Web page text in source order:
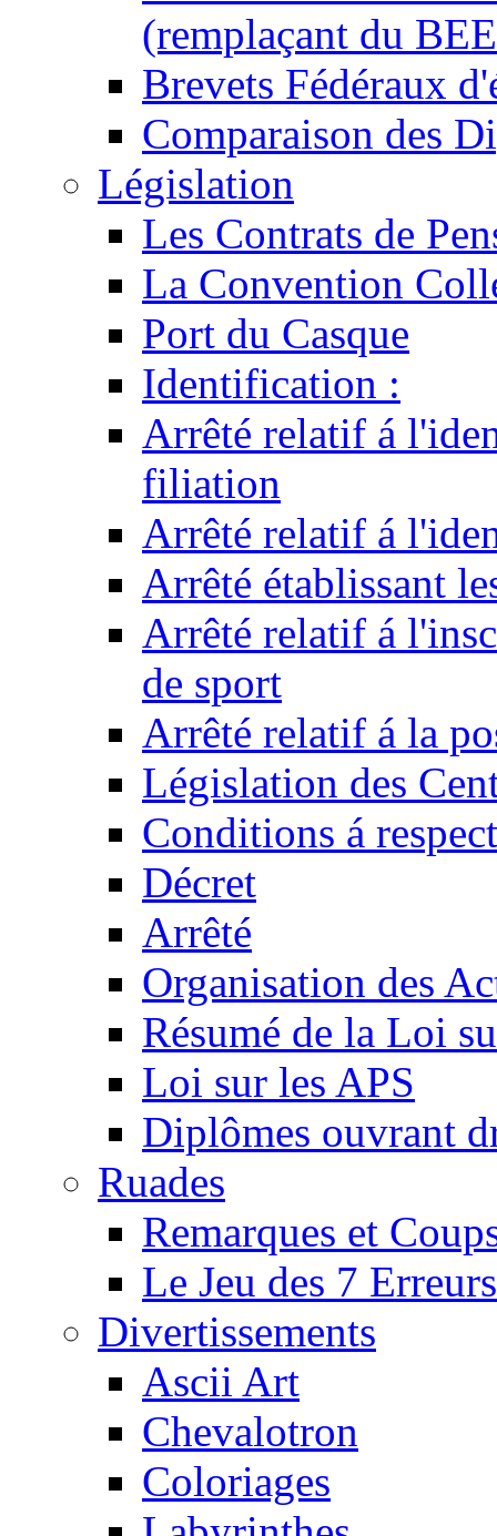
(remplaçant du
Brevets Fédéraux
Comparaison des
Législation
Les Contrats de
La Convention
Port du Casque
Identification :
Arrêté relatif á
filiation
Arrêté relatif á
Arrêté établissant
Arrêté relatif á
de sport
Arrêté relatif á la
Législation des
Conditions á
Décret
Arrêté
Organisation des
Résumé de la Loi
Loi sur les APS
Diplômes ouvrant
Ruades
Remarques et
Le Jeu des 7 Erreurs
Divertissements
Ascii Art
Chevalotron
Coloriages